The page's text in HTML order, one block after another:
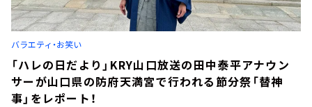
バラエティ・お笑い
「ハレの日だより」KRY山口放送の田中泰平アナウン
サーが山口県の防府天満宮で行われる節分祭「替神
事」をレポート！